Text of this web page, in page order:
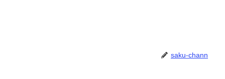
saku-chann